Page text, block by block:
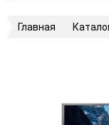
Главная